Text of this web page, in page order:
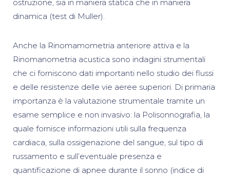
ostruzione, sia in maniera statica che in maniera
dinamica (test di Muller).
Anche la Rinomamometria anteriore attiva e la
Rinomanometria acustica sono indagini strumentali
che ci forniscono dati importanti nello studio dei flussi
e delle resistenze delle vie aeree superiori. Di primaria
importanza è la valutazione strumentale tramite un
esame semplice e non invasivo: la Polisonnografia, la
quale fornisce informazioni utili sulla frequenza
cardiaca, sulla ossigenazione del sangue, sul tipo di
russamento e sull’eventuale presenza e
quantificazione di apnee durante il sonno (indice di